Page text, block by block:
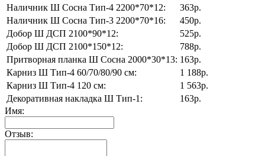
Наличник Ш Сосна Тип-4 2200*70*12:
363р.
Наличник Ш Сосна Тип-3 2200*70*16:
450р.
Добор Ш ДСП 2100*90*12:
525р.
Добор Ш ДСП 2100*150*12:
788р.
Притворная планка Ш Сосна 2000*30*13: 163р.
Карниз Ш Тип-4 60/70/80/90 см:
1 188р.
Карниз Ш Тип-4 120 см:
1 563р.
Декоративная накладка Ш Тип-1:
163р.
Имя:
Отзыв: